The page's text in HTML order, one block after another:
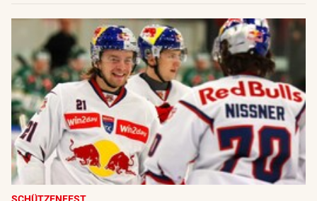
SCHÜTZENFEST